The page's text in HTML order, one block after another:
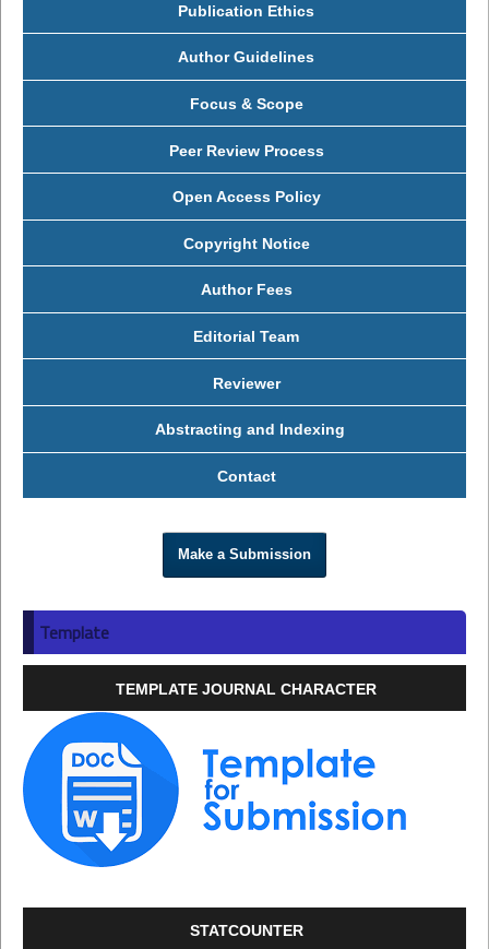
Publication Ethics
Author Guidelines
Focus & Scope
Peer Review Process
Open Access Policy
Copyright Notice
Author Fees
Editorial Team
Reviewer
Abstracting and Indexing
Contact
Make a Submission
Template
TEMPLATE JOURNAL CHARACTER
STATCOUNTER